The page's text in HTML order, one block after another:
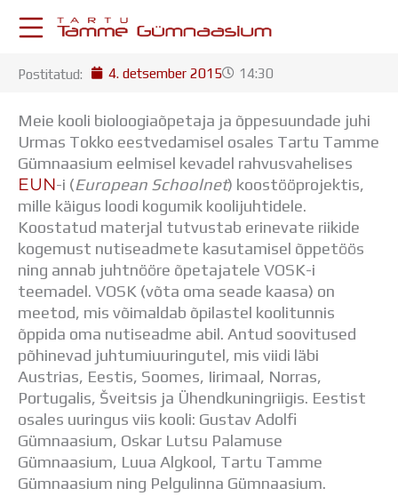
KESKKONNAD
Postkast
Drive
Tamme TV
Tamme Leht
Kooliraadio
Koorilaul
ÕPPETÖÖ
Tunniplaan
Aastaplaan
Õppekava
Ainepassid
Huviringid
Õpilastööd (UPT)
Distantsõpe
Kodukord
Projektid
ÜLDINFO
Postitatud: 4. detsember 2015 14:30
Meie kooli bioloogiaõpetaja ja õppesuundade juhi
Urmas Tokko eestvedamisel osales Tartu Tamme
Gümnaasium eelmisel kevadel rahvusvahelises
EUN-i (European Schoolnet) koostööprojektis,
mille käigus loodi kogumik koolijuhtidele.
Koostatud materjal tutvustab erinevate riikide
kogemust nutiseadmete kasutamisel õppetöös
ning annab juhtnööre õpetajatele VOSK-i
teemadel. VOSK (võta oma seade kaasa) on
meetod, mis võimaldab õpilastel koolitunnis
õppida oma nutiseadme abil. Antud soovitused
põhinevad juhtumiuuringutel, mis viidi läbi
Austrias, Eestis, Soomes, Iirimaal, Norras,
Portugalis, Šveitsis ja Ühendkuningriigis. Eestist
osales uuringus viis kooli: Gustav Adolfi
Gümnaasium, Oskar Lutsu Palamuse
Gümnaasium, Luua Algkool, Tartu Tamme
Gümnaasium ning Pelgulinna Gümnaasium.